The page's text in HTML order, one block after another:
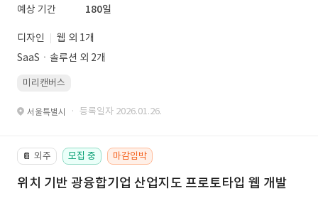
예상 기간
180일
디자인
웹 외 1개
SaaSㆍ솔루션 외 2개
미리캔버스
서울특별시 · 등록일자 2026.01.26.
📔 외주 모집 중 마감임박
위치 기반 광융합기업 산업지도 프로토타입 웹 개발